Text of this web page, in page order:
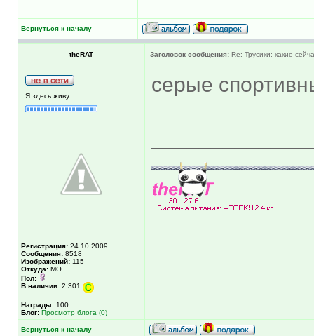
Вернуться к началу
theRAT Заголовок сообщения: Re: Трусики: какие
Я здесь живу
Регистрация: 24.10.2009
Сообщения: 8518
Изображений: 115
Откуда: МО
Пол:
В наличии: 2,301
Награды: 100
Блог: Просмотр блога (0)
серые
Вернуться к началу